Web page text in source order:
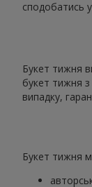
сподобатись
Букет тижня
букет тижня
випадку,
Букет тижня